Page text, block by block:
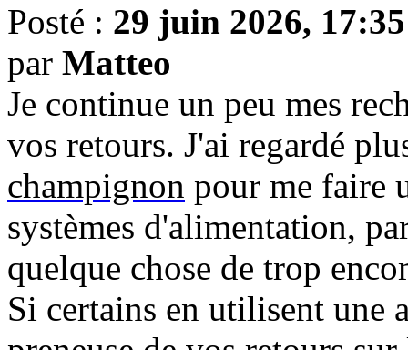
Posté : 29 juin 2026, 17:35
par Matteo
Je continue un peu mes
vos retours. J'ai regardé
champignon pour me faire
systèmes d'alimentation,
quelque chose de trop
Si certains en utilisent une